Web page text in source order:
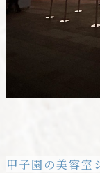
甲子園の美容